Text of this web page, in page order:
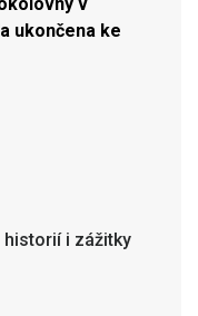
ukončena ke
historií i zážitky